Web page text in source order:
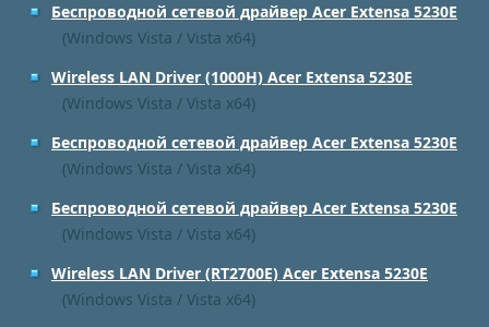
Беспроводной сетевой драйвер Acer Extensa 5230E
(Windows Vista / Vista x64)
Wireless LAN Driver (1000H) Acer Extensa 5230E
(Windows Vista / Vista x64)
Беспроводной сетевой драйвер Acer Extensa 5230E
(Windows Vista / Vista x64)
Беспроводной сетевой драйвер Acer Extensa 5230E
(Windows Vista / Vista x64)
Wireless LAN Driver (RT2700E) Acer Extensa 5230E
(Windows Vista / Vista x64)